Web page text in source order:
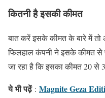
कितनी है इसकी कीमत
बात करें इसके कीमत के बारे में तो
फिलहाल कंपनी ने इसके कीमत से
जा रहा है कि इसका कीमत 20 से
ये भी पढ़ें: Magnite Geza